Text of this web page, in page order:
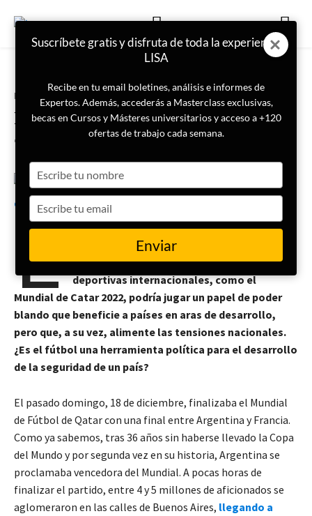
Portada
El fútbol, el poder blando del
siglo XXI
Marc Català 30 de diciembre de 2022
E
l fútbol es uno de los grandes motores
sociales, políticos y culturales de la escena
mundial. La celebración de competiciones
deportivas internacionales, como el
Mundial de Catar 2022, podría jugar un papel de poder
blando que beneficie a países en aras de desarrollo,
pero que, a su vez, alimente las tensiones nacionales.
¿Es el fútbol una herramienta política para el desarrollo
de la seguridad de un país?
El pasado domingo, 18 de diciembre, finalizaba el Mundial
de Fútbol de Qatar con una final entre Argentina y Francia.
Como ya sabemos, tras 36 años sin haberse llevado la Copa
del Mundo y por segunda vez en su historia, Argentina se
proclamaba vencedora del Mundial. A pocas horas de
finalizar el partido, entre 4 y 5 millones de aficionados se
aglomeraron en las calles de Buenos Aires, llegando a
Suscríbete gratis y disfruta de toda la experiencia
LISA
Recibe en tu email boletines, análisis e informes de
Expertos. Además, accederás a Masterclass exclusivas,
becas en Cursos y Másteres universitarios y acceso a +120
ofertas de trabajo cada semana.
your
name
your
email
Enviar